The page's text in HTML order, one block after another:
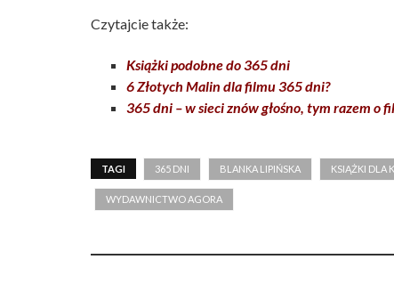
Czytajcie także:
Książki podobne do 365 dni
6 Złotych Malin dla filmu 365 dni?
365 dni – w sieci znów głośno, tym razem o
TAGI 365 DNI BLANKA LIPIŃSKA KSIĄŻKI DLA
WYDAWNICTWO AGORA